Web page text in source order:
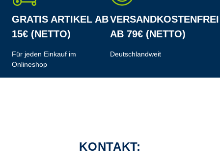
GRATIS ARTIKEL AB
15€ (NETTO)
Für jeden Einkauf im
Onlineshop
VERSANDKOSTENFREI
AB 79€ (NETTO)
Deutschlandweit
KONTAKT: